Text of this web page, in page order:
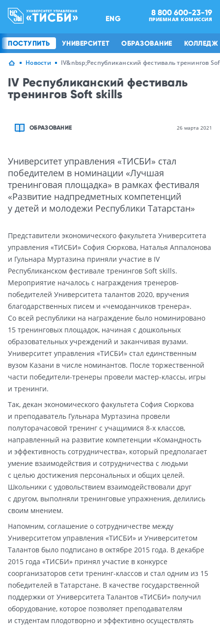
ENG
8 800 600-23-19
ПРИЕМНАЯ КОМИССИЯ
ПОСТУПИТЬ УНИВЕРСИТЕТ ОБРАЗОВАНИЕ КОЛЛЕДЖ
Новости IV&nbsp;Республиканский фестиваль тренингов
IV Республиканский фестиваль
тренингов Soft skills
ОБРАЗОВАНИЕ 26 марта 2021
Университет управления «ТИСБИ» стал
победителем в номинации «Лучшая
тренинговая площадка» в рамках фестиваля
«Развитие надпредметных компетенций
у детей и молодежи Республики Татарстан»
Представители экономического факультета Университета
управления «ТИСБИ» София Сюркова, Наталья Аппалонова
и Гульнара Муртазина приняли участие в IV
Республиканском фестивале тренингов Soft skills.
Мероприятие началось с награждения тренеров-
победителей Университета талантов 2020, вручения
благодарственных писем и «чемоданчиков тренера».
Со всей республики на награждение было номинировано
15 тренинговых площадок, начиная с дошкольных
образовательных учреждений и заканчивая вузами.
Университет управления «ТИСБИ» стал единственным
вузом Казани в числе номинантов. После торжественной
части победители-тренеры провели мастер-классы, игры
и тренинги.
Так, декан экономического факультета София Сюркова
и преподаватель Гульнара Муртазина провели
полуторачасовой тренинг с учащимися 8-х классов,
направленный на развитие компетенции «Командность
и эффективность сотрудничества», который предполагает
умение взаимодействия и сотрудничества с людьми
с целью достижения персональных и общих целей.
Школьники с удовольствием взаимодействовали друг
с другом, выполняли тренинговые упражнения, делились
своим мнением.
Напомним, соглашение о сотрудничестве между
Университетом управления «ТИСБИ» и Университетом
Талантов было подписано в октябре 2015 года. В декабре
2015 года «ТИСБИ» принял участие в конкурсе
соорганизаторов сети тренинг-классов и стал одним из 15
победителей в Татарстане. В качестве государственной
поддержки от Университета Талантов «ТИСБИ» получил
оборудование, которое позволяет преподавателям
и студентам плодотворно и эффективно осуществлять